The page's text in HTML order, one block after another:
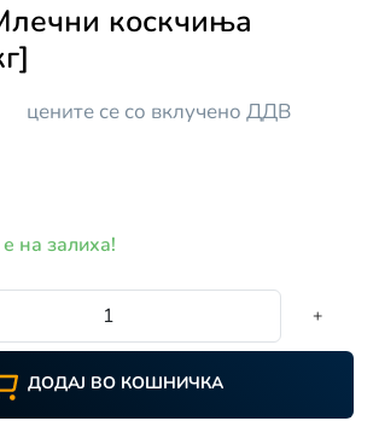
коскчиња
цените се со вклучено ДДВ
на залиха!
+
ДОДАЈ ВО КОШНИЧКА